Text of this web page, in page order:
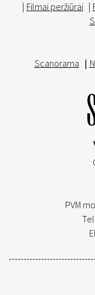
| Filmai peržiūrai |
Scanorama |
PVM